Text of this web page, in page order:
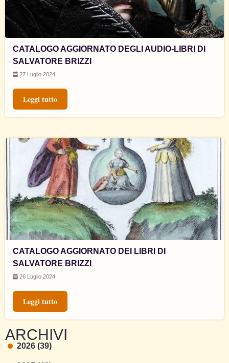
CATALOGO AGGIORNATO DEGLI AUDIO-LIBRI DI
SALVATORE BRIZZI
27 Luglio 2024
Leggi tutto
CATALOGO AGGIORNATO DEI LIBRI DI
SALVATORE BRIZZI
26 Luglio 2024
Leggi tutto
ARCHIVI
2026 (39)